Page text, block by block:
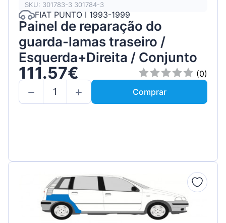
SKU: 301783-3 301784-3
FIAT PUNTO I 1993-1999
Painel de reparação do
guarda-lamas traseiro /
Esquerda+Direita / Conjunto
111.57€
(0)
Comprar